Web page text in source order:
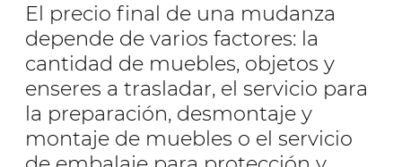
El precio final de una mudanza
depende de varios factores: la
cantidad de muebles, objetos y
enseres a trasladar, el servicio para
la preparación, desmontaje y
montaje de muebles o el servicio